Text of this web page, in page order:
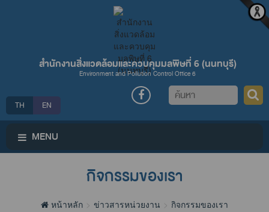
สำนักงานสิ่งแวดล้อมและควบคุมมลพิษที่ 6 (นนทบุรี)
Environment and Pollution Control Office 6
TH EN
ค้นหา
MENU
กิจกรรมของเรา
หน้าหลัก ข่าวสารหน่วยงาน กิจกรรมของเรา